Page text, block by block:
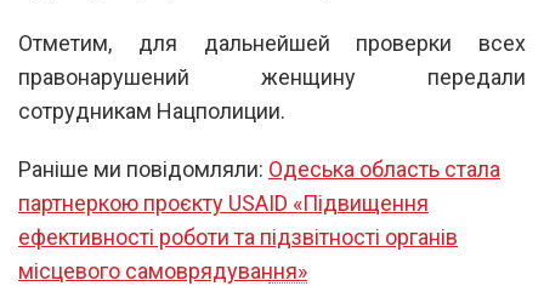
Отметим, для дальнейшей проверки всех
правонарушений женщину передали
сотрудникам Нацполиции.
Раніше ми повідомляли: Одеська область стала
партнеркою проєкту USAID «Підвищення
ефективності роботи та підзвітності органів
місцевого самоврядування»